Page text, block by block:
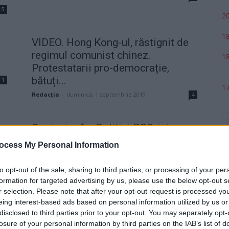
My Personal Information
opt-out of the sale, sharing to third parties, or processing of your
for targeted advertising by us, please use the below opt-out
selection. Please note that after your opt-out request is processed
interest-based ads based on personal information utilized by us
to third parties prior to your opt-out. You may separately
of your personal information by third parties on the IAB’s list of
5
1
VIDEO. Hong Kong-ul, răstignit de
regimul comunist chinez.
Protestatarii pro-democrație,
bătuți...
Redacţia duminică, 1 septembrie 2019 4
O minciună a Poliției PSD-iste:
„STS a furnizat trei adrese
greșite”....
admin luni, 29 iulie 2019